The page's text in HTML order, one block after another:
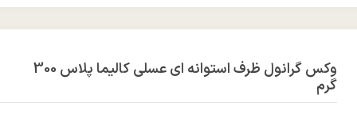
وکس گرانول ظرف استوانه ای عسلی کالیما پلاس 300
گرم